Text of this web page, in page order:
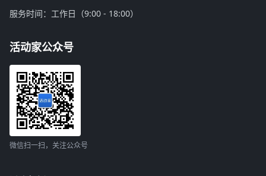
服务时间：工作日（9:00 - 18:00）
活动家公众号
微信扫一扫，关注公众号